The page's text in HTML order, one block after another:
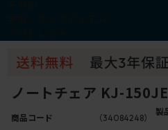
ノートチェア KJ-
商品コード （34084248）
製